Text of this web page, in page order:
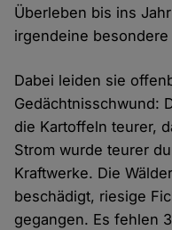
Überleben bis ins
irgendeine
Dabei leiden sie
Gedächtnisschwund:
die Kartoffeln teurer,
Strom wurde teurer
Kraftwerke. Die
beschädigt, riesige
gegangen. Es fehlen